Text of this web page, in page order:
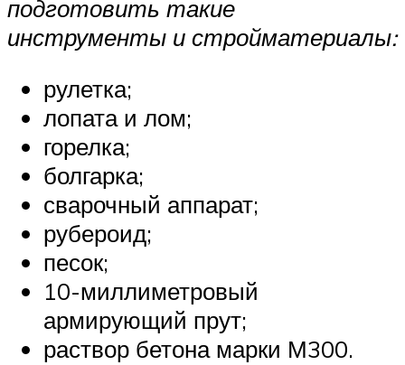
подготовить такие
инструменты и стройматериалы:
рулетка;
лопата и лом;
горелка;
болгарка;
сварочный аппарат;
рубероид;
песок;
10-миллиметровый
армирующий прут;
раствор бетона марки М300.